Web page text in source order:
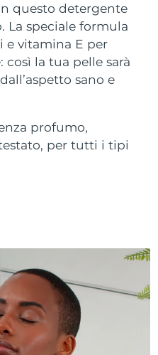
questo detergente
La speciale formula
e vitamina E per
la tua pelle sarà
sano e
profumo,
per tutti i tipi